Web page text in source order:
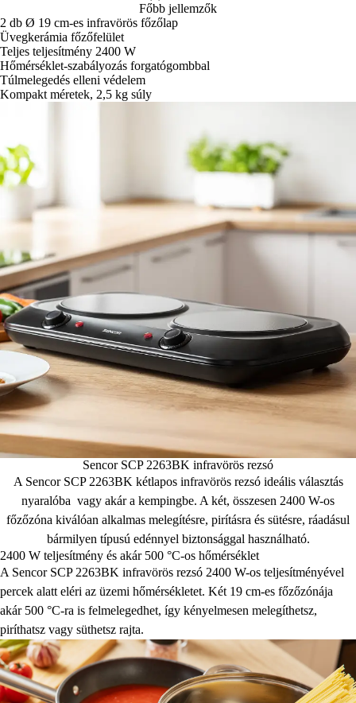
Főbb jellemzők
2 db Ø 19 cm-es infravörös főzőlap
Üvegkerámia főzőfelület
Teljes teljesítmény 2400 W
Hőmérséklet-szabályozás forgatógombbal
Túlmelegedés elleni védelem
Kompakt méretek, 2,5 kg súly
Sencor SCP 2263BK infravörös rezsó
A Sencor SCP 2263BK kétlapos infravörös rezsó ideális választás
nyaralóba vagy akár a kempingbe. A két, összesen 2400 W-os
főzőzóna kiválóan alkalmas melegítésre, pirításra és sütésre, ráadásul
bármilyen típusú edénnyel biztonsággal használható.
2400 W teljesítmény és akár 500 °C-os hőmérséklet
A Sencor SCP 2263BK infravörös rezsó 2400 W-os teljesítményével
percek alatt eléri az üzemi hőmérsékletet. Két 19 cm-es főzőzónája
akár 500 °C-ra is felmelegedhet, így kényelmesen melegíthetsz,
piríthatsz vagy süthetsz rajta.